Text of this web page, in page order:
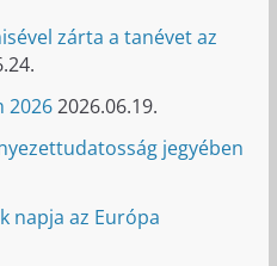
zárta a tanévet az
20262026.06.19.
jegyében
napja az Európa